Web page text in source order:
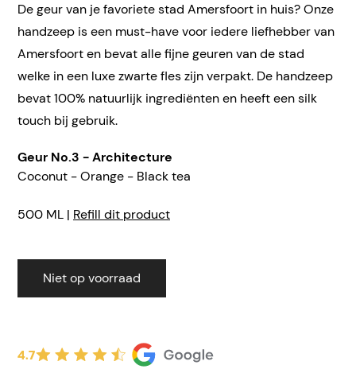
De geur van je favoriete stad Amersfoort in huis? Onze
handzeep is een must-have voor iedere liefhebber van
Amersfoort en bevat alle fijne geuren van de stad
welke in een luxe zwarte fles zijn verpakt. De handzeep
bevat 100% natuurlijk ingrediënten en heeft een silk
touch bij gebruik.
Geur No.3 - Architecture
Coconut - Orange - Black tea
500 ML | Refill dit product
Niet op voorraad
4.7